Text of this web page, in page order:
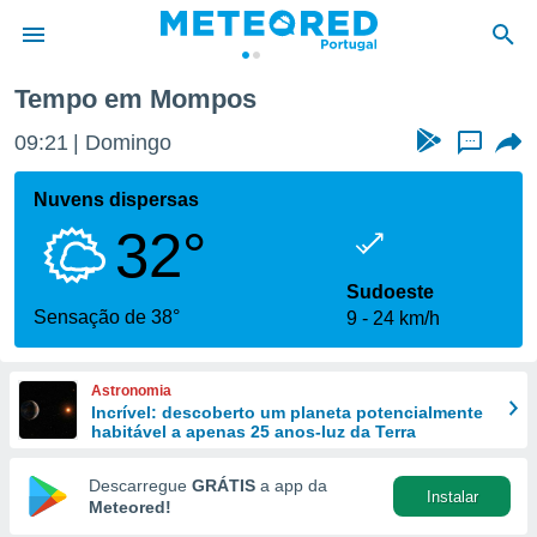
da
foi
fornecidas
a este
das
e
forma
digital
Tempo em Mompos
09:21 Domingo ...
Nuvens dispersas
32°
Sensação de 38°
Sudoeste
9
24 km/h
Astronomia
Incrível: descoberto um planeta potencialmente
habitável a apenas 25 anos-luz da Terra
Descarregue GRÁTIS a app da
Meteored!
Instalar